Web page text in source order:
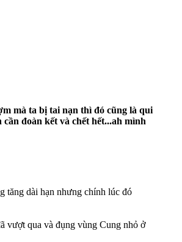
mà ta bị tai nạn thì đó cũng là qui
đoàn kết và chết hết...ah mình
tăng dài hạn nhưng chính lúc đó
vượt qua và đụng vùng Cung nhỏ ở